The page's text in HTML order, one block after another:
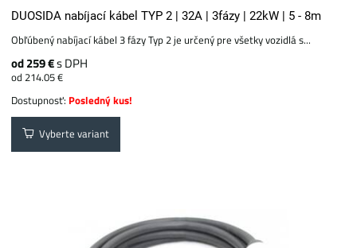
DUOSIDA nabíjací kábel TYP 2 | 32A | 3fázy | 22kW | 5 - 8m
Obľúbený nabíjací kábel 3 fázy Typ 2 je určený pre všetky vozidlá s...
od 259 €s DPH
od 214.05 €
Dostupnosť: Posledný kus!
Vyberte variant